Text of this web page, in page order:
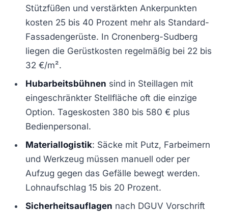
Stützfüßen und verstärkten Ankerpunkten
kosten 25 bis 40 Prozent mehr als Standard-
Fassadengerüste. In Cronenberg-Sudberg
liegen die Gerüstkosten regelmäßig bei 22 bis
32 €/m².
Hubarbeitsbühnen sind in Steillagen mit
eingeschränkter Stellfläche oft die einzige
Option. Tageskosten 380 bis 580 € plus
Bedienpersonal.
Materiallogistik: Säcke mit Putz, Farbeimern
und Werkzeug müssen manuell oder per
Aufzug gegen das Gefälle bewegt werden.
Lohnaufschlag 15 bis 20 Prozent.
Sicherheitsauflagen nach DGUV Vorschrift